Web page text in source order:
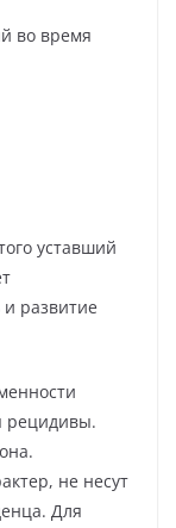
уставший
развитие
рецидивы.
не несут
Для